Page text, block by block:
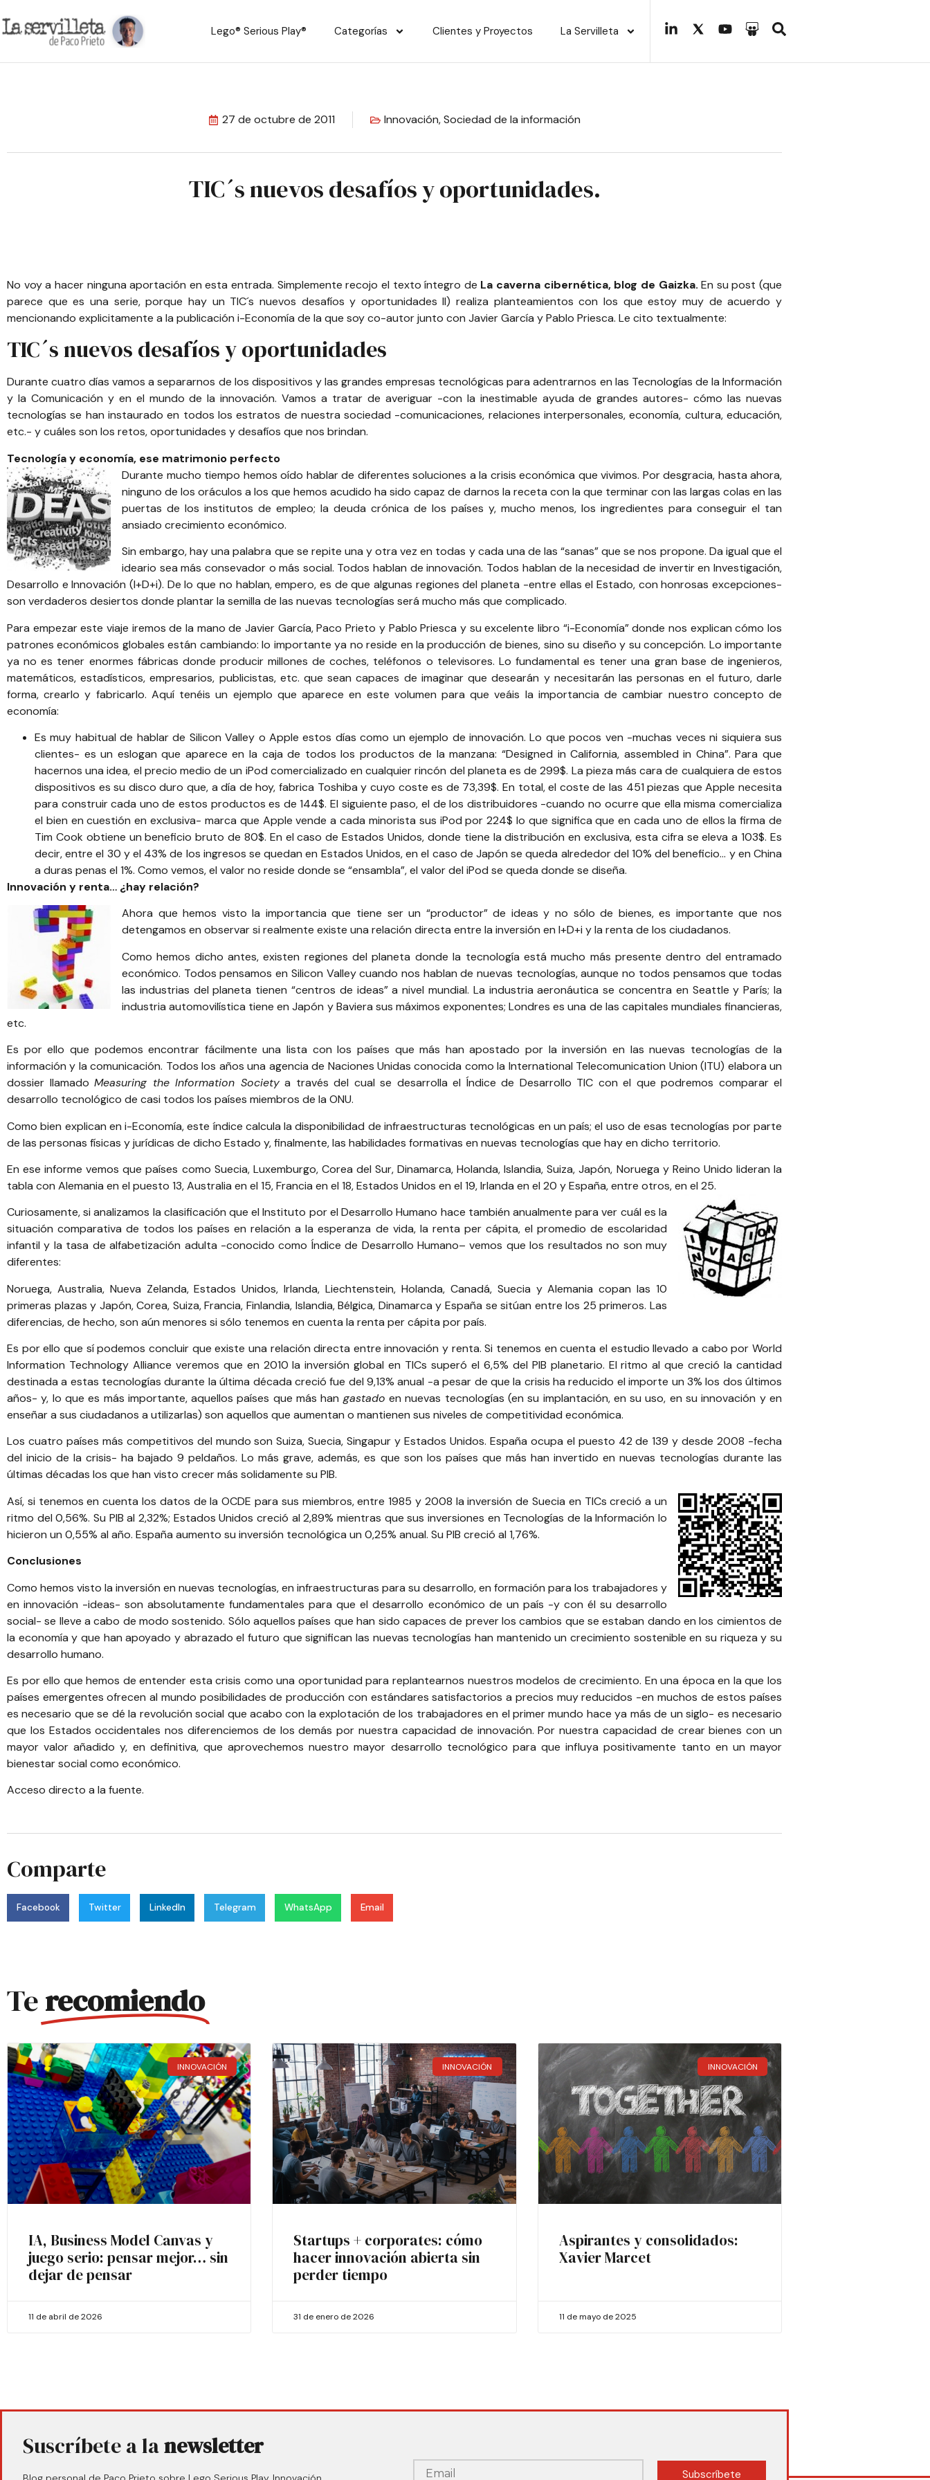
Lego® Serious Play® Categorías Clientes y Proyectos La Servilleta
27 de octubre de 2011 Innovación,Sociedad de la información
TIC´s nuevos desafíos y oportunidades.
No voy a hacer ninguna aportación en esta entrada. Simplemente recojo el texto íntegro de La caverna cibernética, blog de Gaizka.En su post (que
parece que es una serie, porque hay un TIC´s nuevos desafíos y oportunidades II) realiza planteamientos con los que estoy muy de acuerdo y
mencionando explicitamente a la publicación i-Economía de la que soy co-autor junto con Javier García yPablo Priesca. Le cito textualmente:
TIC´s nuevos desafíos y oportunidades
Durante cuatro días vamos a separarnos de los dispositivos y las grandes empresas tecnológicas para adentrarnos en las Tecnologías de la Información
y la Comunicación y en el mundo de la innovación. Vamos a tratar de averiguar -con la inestimable ayuda de grandes autores- cómo las nuevas
tecnologías se han instaurado en todos los estratos de nuestra sociedad -comunicaciones, relaciones interpersonales, economía, cultura, educación,
etc.- y cuáles son los retos, oportunidades y desafíos que nos brindan.
Tecnología y economía, ese matrimonio perfecto
Durante mucho tiempo hemos oído hablar de diferentes soluciones a la crisis económica que vivimos. Por desgracia, hasta ahora,
ninguno de los oráculos a los que hemos acudido ha sido capaz de darnos la receta con la que terminar con las largas colas en las
puertas de los institutos de empleo; la deuda crónica de los países y, mucho menos, los ingredientes para conseguir el tan
ansiado crecimiento económico.
Sin embargo, hay una palabra que se repite una y otra vez en todas y cada una de las “sanas” que se nos propone. Da igual que el
ideario sea más consevador o más social. Todos hablan de innovación. Todos hablan de la necesidad de invertir en Investigación,
Desarrollo e Innovación (I+D+i). De lo que no hablan, empero, es de que algunas regiones del planeta -entre ellas el Estado, con honrosas excepciones-
son verdaderos desiertos donde plantar la semilla de las nuevas tecnologías será mucho más que complicado.
Para empezar este viaje iremos de la mano de Javier García, Paco Prieto y Pablo Priesca y su excelente libro “i-Economía” donde nos explican cómo los
patrones económicos globales están cambiando: lo importante ya no reside en la producción de bienes, sino su diseño y su concepción. Lo importante
ya no es tener enormes fábricas donde producir millones de coches, teléfonos o televisores. Lo fundamental es tener una gran base de ingenieros,
matemáticos, estadísticos, empresarios, publicistas, etc. que sean capaces de imaginar que desearán y necesitarán las personas en el futuro, darle
forma, crearlo y fabricarlo. Aquí tenéis un ejemplo que aparece en este volumen para que veáis la importancia de cambiar nuestro concepto de
economía:
Es muy habitual de hablar de Silicon Valley o Apple estos días como un ejemplo de innovación. Lo que pocos ven -muchas veces ni siquiera sus
clientes- es un eslogan que aparece en la caja de todos los productos de la manzana: “Designed in California, assembled in China”. Para que
hacernos una idea, el precio medio de un iPod comercializado en cualquier rincón del planeta es de 299$. La pieza más cara de cualquiera de estos
dispositivos es su disco duro que, a día de hoy, fabrica Toshiba y cuyo coste es de 73,39$. En total, el coste de las 451 piezas que Apple necesita
para construir cada uno de estos productos es de 144$. El siguiente paso, el de los distribuidores -cuando no ocurre que ella misma comercializa
el bien en cuestión en exclusiva- marca que Apple vende a cada minorista sus iPod por 224$ lo que significa que en cada uno de ellos la firma de
Tim Cook obtiene un beneficio bruto de 80$. En el caso de Estados Unidos, donde tiene la distribución en exclusiva, esta cifra se eleva a 103$. Es
decir, entre el 30 y el 43% de los ingresos se quedan en Estados Unidos, en el caso de Japón se queda alrededor del 10% del beneficio… y en China
a duras penas el 1%. Como vemos, el valor no reside donde se “ensambla”, el valor del iPod se queda donde se diseña.
Innovación y renta… ¿hay relación?
Ahora que hemos visto la importancia que tiene ser un “productor” de ideas y no sólo de bienes, es importante que nos
detengamos en observar si realmente existe una relación directa entre la inversión en I+D+i y la renta de los ciudadanos.
Como hemos dicho antes, existen regiones del planeta donde la tecnología está mucho más presente dentro del entramado
económico. Todos pensamos en Silicon Valleycuando nos hablan de nuevas tecnologías, aunque no todos pensamos que todas
las industrias del planeta tienen “centros de ideas” a nivel mundial. La industria aeronáutica se concentra en Seattle y París; la
industria automovilística tiene en Japón y Baviera sus máximos exponentes; Londres es una de las capitales mundiales financieras,
etc.
Es por ello que podemos encontrar fácilmente una lista con los países que más han apostado por la inversión en las nuevas tecnologías de la
información y la comunicación. Todos los años una agencia de Naciones Unidas conocida como la International Telecomunication Union (ITU) elabora un
dossier llamado Measuring the Information Societya través del cual se desarrolla el Índice de Desarrollo TIC con el que podremos comparar el
desarrollo tecnológico de casi todos los países miembros de la ONU.
Como bien explican en i-Economía, este índice calcula la disponibilidad de infraestructuras tecnológicas en un país; el uso de esas tecnologías por parte
de las personas físicas y jurídicas de dicho Estado y, finalmente, las habilidades formativas en nuevas tecnologías que hay en dicho territorio.
En ese informe vemos que países como Suecia, Luxemburgo, Corea del Sur, Dinamarca, Holanda, Islandia, Suiza, Japón, Noruega y Reino Unido lideran la
tabla con Alemania en el puesto 13, Australia en el 15, Francia en el 18, Estados Unidos en el 19, Irlanda en el 20 y España, entre otros, en el 25.
Curiosamente, si analizamos la clasificación que el Instituto por el Desarrollo Humano hace también anualmente para ver cuál es la
situación comparativa de todos los países en relación a la esperanza de vida, la renta per cápita, el promedio de escolaridad
infantil y la tasa de alfabetización adulta -conocido comoÍndice de Desarrollo Humano– vemos que los resultados no son muy
diferentes:
Noruega, Australia, Nueva Zelanda, Estados Unidos, Irlanda, Liechtenstein, Holanda, Canadá, Suecia y Alemania copan las 10
primeras plazas y Japón, Corea, Suiza, Francia, Finlandia, Islandia, Bélgica, Dinamarca y España se sitúan entre los 25 primeros. Las
diferencias, de hecho, son aún menores si sólo tenemos en cuenta la renta per cápita por país.
Es por ello que sí podemos concluir que existe una relación directa entre innovación y renta. Si tenemos en cuenta el estudio llevado a cabo por World
Information Technology Alliance veremos que en 2010 la inversión global en TICs superó el 6,5% del PIB planetario. El ritmo al que creció la cantidad
destinada a estas tecnologías durante la última década creció fue del 9,13% anual -a pesar de que la crisis ha reducido el importe un 3% los dos últimos
años- y, lo que es más importante, aquellos países que más han gastado en nuevas tecnologías (en su implantación, en su uso, en su innovación y en
enseñar a sus ciudadanos a utilizarlas) son aquellos que aumentan o mantienen sus niveles de competitividad económica.
Los cuatro países más competitivos del mundo son Suiza, Suecia, Singapur y Estados Unidos. España ocupa el puesto 42 de 139 y desde 2008 -fecha
del inicio de la crisis- ha bajado 9 peldaños. Lo más grave, además, es que son los países que más han invertido en nuevas tecnologías durante las
últimas décadas los que han visto crecer más solidamente su PIB.
Así, si tenemos en cuenta los datos de la OCDE para sus miembros, entre 1985 y 2008 la inversión de Suecia en TICs creció a un
ritmo del 0,56%. Su PIB al 2,32%; Estados Unidos creció al 2,89% mientras que sus inversiones en Tecnologías de la Información lo
hicieron un 0,55% al año. España aumento su inversión tecnológica un 0,25% anual. Su PIB creció al 1,76%.
Conclusiones
Como hemos visto la inversión en nuevas tecnologías, en infraestructuras para su desarrollo, en formación para los trabajadores y
en innovación -ideas- son absolutamente fundamentales para que el desarrollo económico de un país -y con él su desarrollo
social- se lleve a cabo de modo sostenido. Sólo aquellos países que han sido capaces de prever los cambios que se estaban dando en los cimientos de
la economía y que han apoyado y abrazado el futuro que significan las nuevas tecnologías han mantenido un crecimiento sostenible en su riqueza y su
desarrollo humano.
Es por ello que hemos de entender esta crisis como una oportunidad para replantearnos nuestros modelos de crecimiento. En una época en la que los
países emergentes ofrecen al mundo posibilidades de producción con estándares satisfactorios a precios muy reducidos -en muchos de estos países
es necesario que se dé la revolución social que acabo con la explotación de los trabajadores en el primer mundo hace ya más de un siglo- es necesario
que los Estados occidentales nos diferenciemos de los demás por nuestra capacidad de innovación. Por nuestra capacidad de crear bienes con un
mayor valor añadido y, en definitiva, que aprovechemos nuestro mayor desarrollo tecnológico para que influya positivamente tanto en un mayor
bienestar social como económico.
Acceso directo a la fuente.
Comparte
Facebook Twitter LinkedIn Telegram WhatsApp Email
Terecomiendo
INNOVACIÓN
IA, Business Model Canvas y
juego serio: pensar mejor… sin
dejar de pensar
11 de abril de 2026
INNOVACIÓN
Startups + corporates: cómo
hacer innovación abierta sin
perder tiempo
31 de enero de 2026
INNOVACIÓN
Aspirantes y consolidados:
Xavier Marcet
11 de mayo de 2025
Suscríbete a lanewsletter
Subscríbete